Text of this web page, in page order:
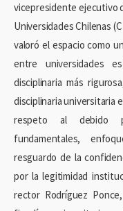
vicepresidente ejecutivo
Universidades Chilenas
valoró el espacio como
entre universidades
disciplinaria más
disciplinaria universitaria
respeto al debido
fundamentales,
resguardo de la
por la legitimidad
rector Rodríguez